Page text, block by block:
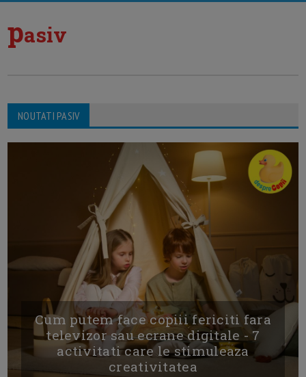
pasiv
NOUTATI PASIV
Cum putem face copiii fericiti fara
televizor sau ecrane digitale - 7
activitati care le stimuleaza
creativitatea